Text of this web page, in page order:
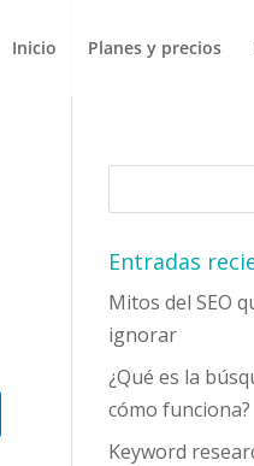
Inicio Planes y precios
Entradas
Mitos del SEO
ignorar
¿Qué es la
cómo funciona?
Keyword